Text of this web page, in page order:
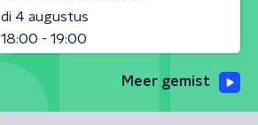
di 4 augustus
18:00 - 19:00
Meer gemist